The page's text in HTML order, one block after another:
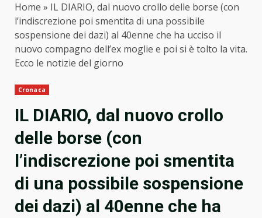
Home » IL DIARIO, dal nuovo crollo delle borse (con
l’indiscrezione poi smentita di una possibile
sospensione dei dazi) al 40enne che ha ucciso il
nuovo compagno dell’ex moglie e poi si è tolto la vita.
Ecco le notizie del giorno
Cronaca
IL DIARIO, dal nuovo crollo
delle borse (con
l’indiscrezione poi smentita
di una possibile sospensione
dei dazi) al 40enne che ha